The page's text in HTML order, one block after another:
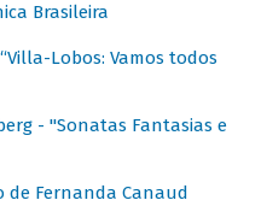
Brasileira
Lobos: Vamos todos
- "Sonatas Fantasias e
de Fernanda Canaud